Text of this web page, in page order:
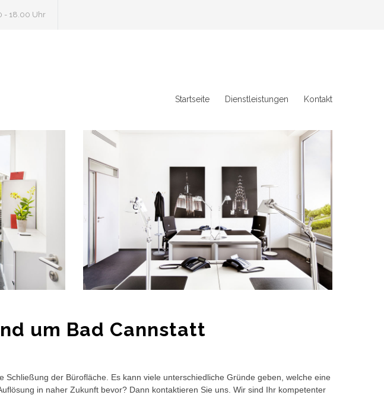
- 18.00 Uhr
Startseite Dienstleistungen Kontakt
um Bad Cannstatt
Schließung der Bürofläche. Es kann viele unterschiedliche Gründe geben, welche eine
in naher Zukunft bevor? Dann kontaktieren Sie uns. Wir sind Ihr kompetenter